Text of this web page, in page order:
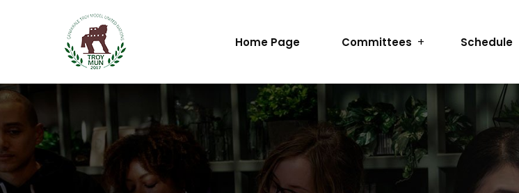
Home Page Committees Schedule